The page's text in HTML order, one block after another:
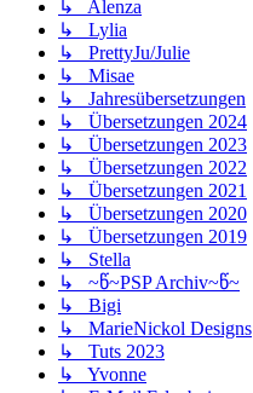
↳ Alenza
↳ Lylia
↳ PrettyJu/Julie
↳ Misae
↳ Jahresübersetzungen
↳ Übersetzungen 2024
↳ Übersetzungen 2023
↳ Übersetzungen 2022
↳ Übersetzungen 2021
↳ Übersetzungen 2020
↳ Übersetzungen 2019
↳ Stella
↳ ~წ~PSP Archiv~წ~
↳ Bigi
↳ MarieNickol Designs
↳ Tuts 2023
↳ Yvonne